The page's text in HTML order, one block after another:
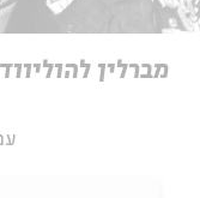
מברלין